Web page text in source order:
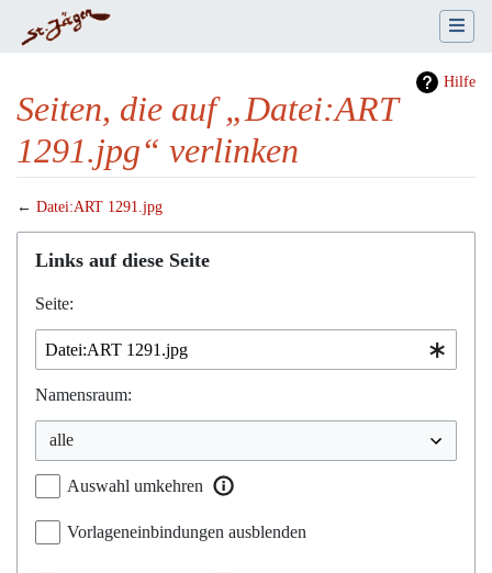
Hilfe
Seiten, die auf „Datei:ART
1291.jpg“ verlinken
← Datei:ART 1291.jpg
Wechseln zu:Navigation,Suche
Links auf diese Seite
Seite:
Namensraum:
Auswahl umkehren
Vorlageneinbindungen ausblenden